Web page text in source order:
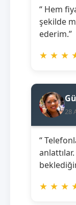
“ Hem
şekilde
ederim.”
★ ★ ★
28
“
★ ★ ★